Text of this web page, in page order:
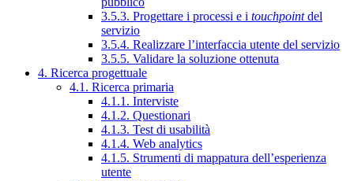
3.5.3. Progettare i processi e i touchpointdel
servizio
3.5.4. Realizzare l’interfaccia utente del servizio
3.5.5. Validare la soluzione ottenuta
4. Ricerca progettuale
4.1. Ricerca primaria
4.1.1. Interviste
4.1.2. Questionari
4.1.3. Test di usabilità
4.1.4. Web analytics
4.1.5. Strumenti di mappatura dell’esperienza
utente